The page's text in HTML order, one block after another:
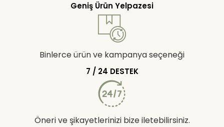
Geniş Ürün Yelpazesi
Binlerce ürün ve kampanya seçeneği
7 / 24 DESTEK
Öneri ve şikayetlerinizi bize iletebilirsiniz.